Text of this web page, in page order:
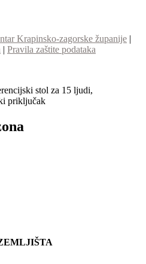
Krapinsko-zagorske županije |
| Pravila zaštite podataka
stol za 15 ljudi,
priključak